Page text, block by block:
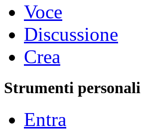
Voce
Discussione
Crea
Strumenti personali
Entra